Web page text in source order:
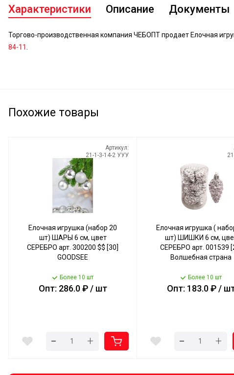
Характеристики Описание Документы
Торгово-производственная компания ЧЕБОПТ продает Елочная
84-11
Похожие товары
Артикул:
21-1-3-14-2 УУУ
Елочная игрушка (набор 20
шт) ШАРЫ 6 см, цвет
СЕРЕБРО арт. 300200 $$ [30]
GOODSEE
Более 10 шт
Опт: 286.0 ₽ / шт
- +
Елочная игрушка (
шт) ШИШКИ 6 см,
СЕРЕБРО арт. 001539
Волшебная страна
Более 10 шт
Опт: 183.0 ₽ /
- +